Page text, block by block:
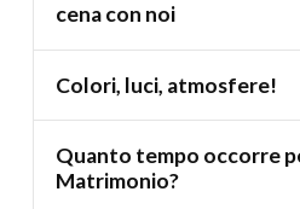
cena con noi
Colori, luci, atmosfere!
Quanto tempo occorre
Matrimonio?